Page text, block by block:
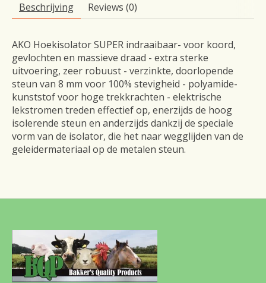
Beschrijving Reviews (0)
AKO Hoekisolator SUPER indraaibaar- voor koord,
gevlochten en massieve draad - extra sterke
uitvoering, zeer robuust - verzinkte, doorlopende
steun van 8 mm voor 100% stevigheid - polyamide-
kunststof voor hoge trekkrachten - elektrische
lekstromen treden effectief op, enerzijds de hoog
isolerende steun en anderzijds dankzij de speciale
vorm van de isolator, die het naar wegglijden van de
geleidermateriaal op de metalen steun.